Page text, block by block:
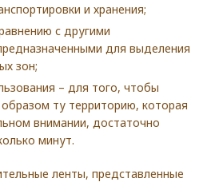
и хранения;
с другими
для выделения
зон;
– для того, чтобы
ту территорию, которая
внимании, достаточно
минут.
ленты, представленные